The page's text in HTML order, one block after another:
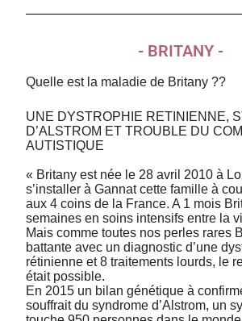
- BRITANY -
Quelle est la maladie de Britany ??
UNE DYSTROPHIE RETINIENNE,
D’ALSTROM ET TROUBLE DU
AUTISTIQUE
« Britany est née le 28 avril 2010 à
s’installer à Gannat cette famille à
aux 4 coins de la France. A 1 mois
semaines en soins intensifs entre la
Mais comme toutes nos perles rares
battante avec un diagnostic d’une
rétinienne et 8 traitements lourds, le
était possible.
En 2015 un bilan génétique à
souffrait du syndrome d’Alstrom, un